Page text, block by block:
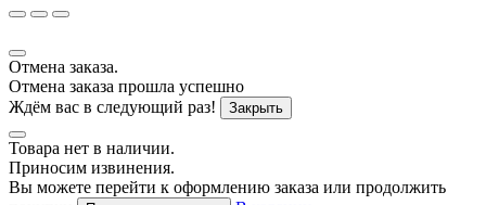
Отмена заказа.
Отмена заказа прошла успешно
Ждём вас в следующий раз!
Закрыть
Товара нет в наличии.
Приносим извинения.
Вы можете перейти к оформлению заказа или продолжить